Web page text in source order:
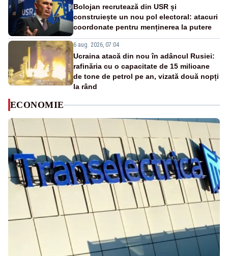
Bolojan recrutează din USR și
construiește un nou pol electoral: atacuri
coordonate pentru menținerea la putere
6 aug. 2026, 07:04
Ucraina atacă din nou în adâncul Rusiei:
rafinăria cu o capacitate de 15 milioane
de tone de petrol pe an, vizată două nopți
la rând
ECONOMIE